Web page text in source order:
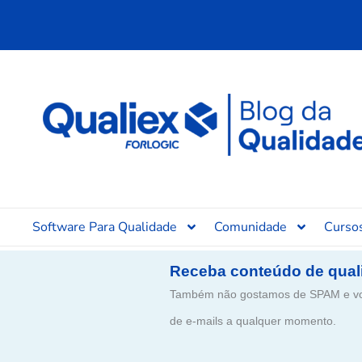
Software Para Qualidade Comunidade
Receba conteúdo de
Também não gostamos de SPAM e
de e-mails a qualquer momento.